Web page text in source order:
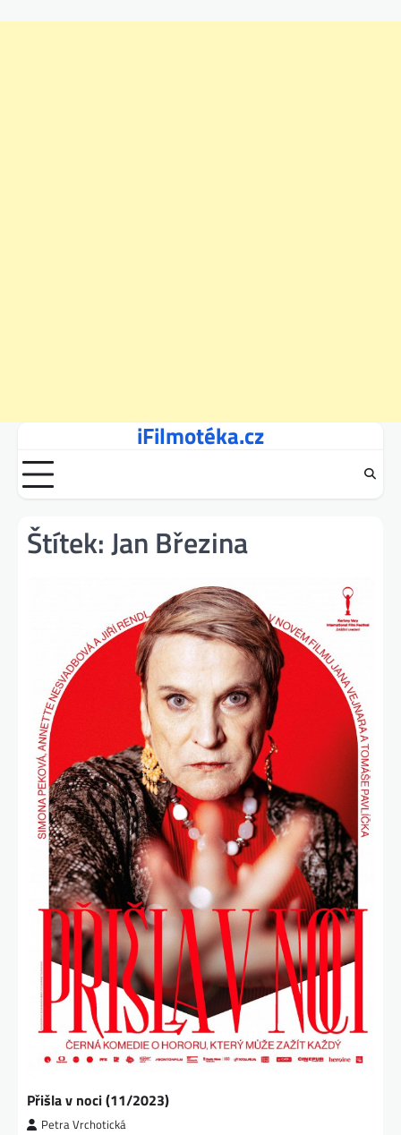
content
iFilmotéka.cz
Štítek:Jan Březina
Přišla v noci (11/2023)
Petra Vrchotická